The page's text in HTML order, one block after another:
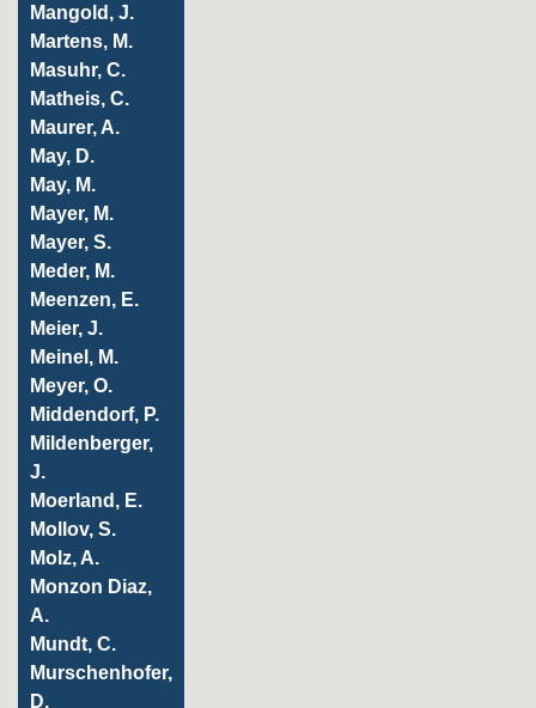
Mangold, J.
Martens, M.
Masuhr, C.
Matheis, C.
Maurer, A.
May, D.
May, M.
Mayer, M.
Mayer, S.
Meder, M.
Meenzen, E.
Meier, J.
Meinel, M.
Meyer, O.
Middendorf, P.
Mildenberger,
J.
Moerland, E.
Mollov, S.
Molz, A.
Monzon Diaz,
A.
Mundt, C.
Murschenhofer,
D.